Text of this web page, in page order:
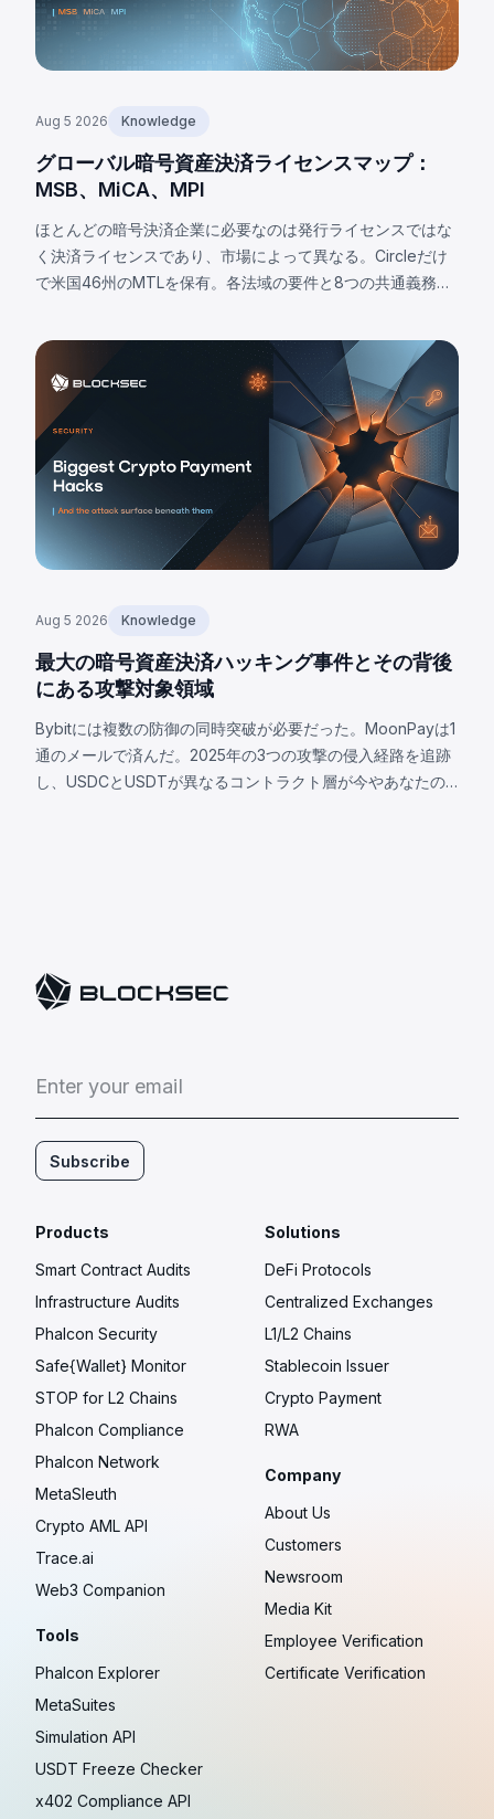
Aug 5 2026 Knowledge
グローバル暗号資産決済ライセンスマップ：
MSB、MiCA、MPI
ほとんどの暗号決済企業に必要なのは発行ライセンスではな
く決済ライセンスであり、市場によって異なる。Circleだけ
で米国46州のMTLを保有。各法域の要件と8つの共通義務を
Aug 5 2026 Knowledge
最大の暗号資産決済ハッキング事件とその背後
にある攻撃対象領域
Bybitには複数の防御の同時突破が必要だった。MoonPayは1
通のメールで済んだ。2025年の3つの攻撃の侵入経路を追跡
し、USDCとUSDTが異なるコントラクト層が今やあなたの
Enter your email
Subscribe
Products
Smart Contract Audits
Infrastructure Audits
Phalcon Security
Safe{Wallet} Monitor
STOP for L2 Chains
Phalcon Compliance
Phalcon Network
MetaSleuth
Crypto AML API
Trace.ai
Web3 Companion
Tools
Phalcon Explorer
MetaSuites
Simulation API
USDT Freeze Checker
x402 Compliance API
Solutions
DeFi Protocols
Centralized Exchanges
L1/L2 Chains
Stablecoin Issuer
Crypto Payment
RWA
Company
About Us
Customers
Newsroom
Media Kit
Employee Verification
Certificate Verification